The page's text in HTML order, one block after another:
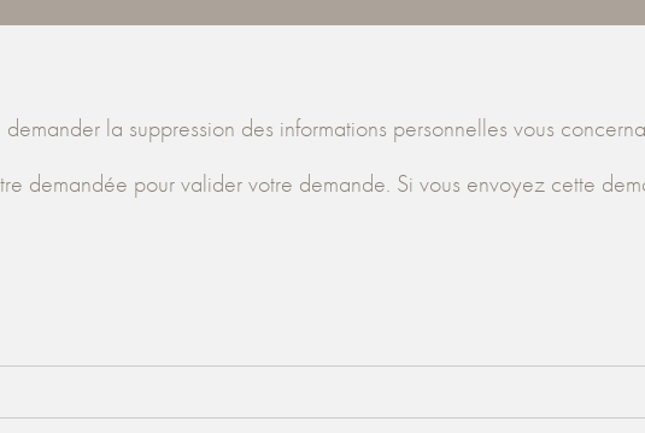
la suppression des informations personnelles vous
demandée pour valider votre demande. Si vous envoyez cette